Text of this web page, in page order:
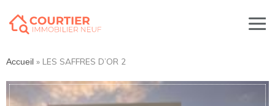
Accueil » LES SAFFRES D’OR 2